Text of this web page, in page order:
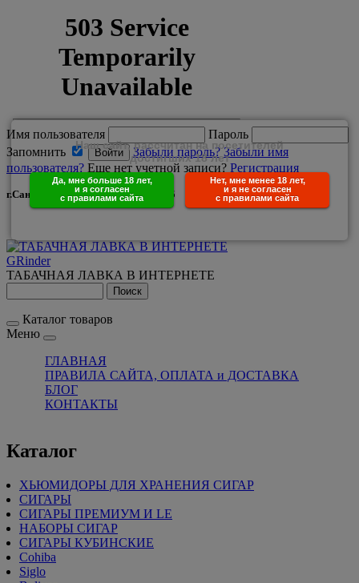
Наш сайт, рассчитан на посетителей
достигших 18 лет
Да, мне больше 18 лет,
и я согласен
с правилами сайта
Нет, мне менее 18 лет,
и я не согласен
с правилами сайта
Имя пользователя
Пароль
Запомнить
Забыли пароль? Забыли имя
пользователя? Еще нет учетной записи? Регистрация
г.Санкт-Петербург +7(950)029-25-85
GRinder
ТАБАЧНАЯ ЛАВКА В ИНТЕРНЕТЕ
Каталог товаров
Меню
ГЛАВНАЯ
ПРАВИЛА САЙТА, ОПЛАТА и ДОСТАВКА
БЛОГ
КОНТАКТЫ
Каталог
ХЬЮМИДОРЫ ДЛЯ ХРАНЕНИЯ СИГАР
СИГАРЫ
СИГАРЫ ПРЕМИУМ И LE
НАБОРЫ СИГАР
СИГАРЫ КУБИНСКИЕ
Cohiba
Siglo